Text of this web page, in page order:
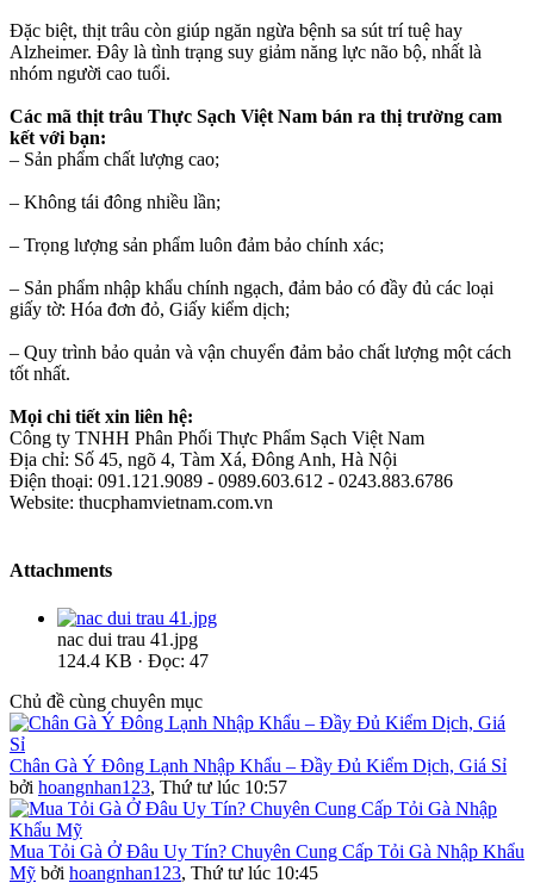
Đặc biệt, thịt trâu còn giúp ngăn ngừa bệnh sa sút trí tuệ hay
Alzheimer. Đây là tình trạng suy giảm năng lực não bộ, nhất là
nhóm người cao tuổi.
Các mã thịt trâu Thực Sạch Việt Nam bán ra thị trường cam
kết với bạn:
– Sản phẩm chất lượng cao;
– Không tái đông nhiều lần;
– Trọng lượng sản phẩm luôn đảm bảo chính xác;
– Sản phẩm nhập khẩu chính ngạch, đảm bảo có đầy đủ các loại
giấy tờ: Hóa đơn đỏ, Giấy kiểm dịch;
– Quy trình bảo quản và vận chuyển đảm bảo chất lượng một cách
tốt nhất.
Mọi chi tiết xin liên hệ:
Công ty TNHH Phân Phối Thực Phẩm Sạch Việt Nam
Địa chỉ: Số 45, ngõ 4, Tàm Xá, Đông Anh, Hà Nội
Điện thoại: 091.121.9089 - 0989.603.612 - 0243.883.6786
Website: thucphamvietnam.com.vn
Attachments
nac dui trau 41.jpg
124.4 KB · Đọc: 47
Chủ đề cùng chuyên mục
Chân Gà Ý Đông Lạnh Nhập Khẩu – Đầy Đủ Kiểm Dịch, Giá Sỉ
bởi hoangnhan123, Thứ tư lúc 10:57
Mua Tỏi Gà Ở Đâu Uy Tín? Chuyên Cung Cấp Tỏi Gà Nhập Khẩu
Mỹ bởi hoangnhan123, Thứ tư lúc 10:45